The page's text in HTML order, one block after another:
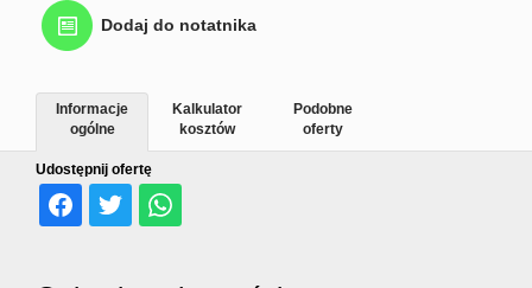
Dodaj do notatnika
Udostępnij ofertę
Informacje
ogólne
Kalkulator
kosztów
Podobne
oferty